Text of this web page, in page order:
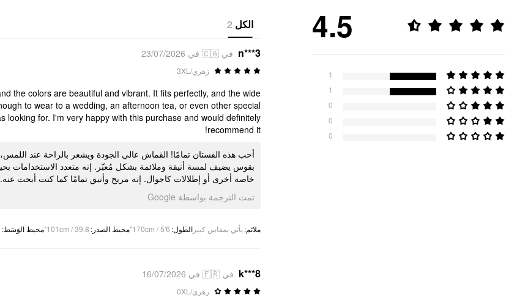
4.5
1
1
0
0
0
الكل 2
n***3 في 🇨🇦 في 23/07/2026
زهري/3XL
the colors are beautiful and vibrant. It fits perfectly, and the wide
to wear to a wedding, an afternoon tea, or even other special
for. I'm very happy with this purchase and would definitely
recommend it!
أحب هذه الفستان تمامًا! القماش عالي الجودة ويشعر بالراحة عند
بقوس يضيف لمسة أنيقة وملائمة بشكل مُعبّر. إنه متعدد الاستخدامات
خاصة أخرى أو إطلالات كاجوال. إنه مريح وأنيق تمامًا كما كنت أبحث
تمت الترجمة بواسطة Google
ملائم:يأتي بمقاس كبير الطول:
170cm / 5'6" محيط الصدر:
101cm / 39.8" محيط الوَسَط:
k***8 في 🇫🇷 في 16/07/2026
زهري/0XL